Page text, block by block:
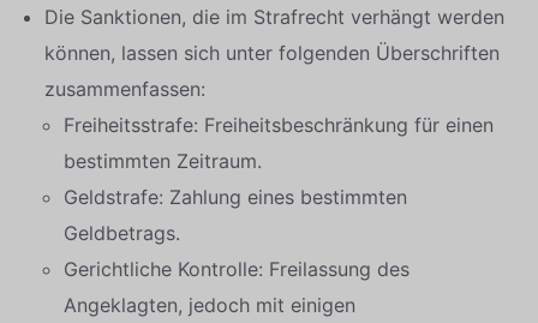
Die Sanktionen, die im Strafrecht verhängt werden
können, lassen sich unter folgenden Überschriften
zusammenfassen:
Freiheitsstrafe: Freiheitsbeschränkung für einen
bestimmten Zeitraum.
Geldstrafe: Zahlung eines bestimmten
Geldbetrags.
Gerichtliche Kontrolle: Freilassung des
Angeklagten, jedoch mit einigen